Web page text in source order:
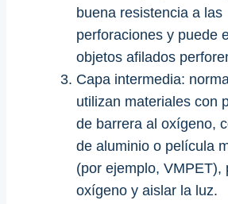
buena resistencia a las
perforaciones y puede
objetos afilados
Capa intermedia:
utilizan materiales con
de barrera al oxígeno,
de aluminio o película
(por ejemplo, VMPET),
oxígeno y aislar la luz.